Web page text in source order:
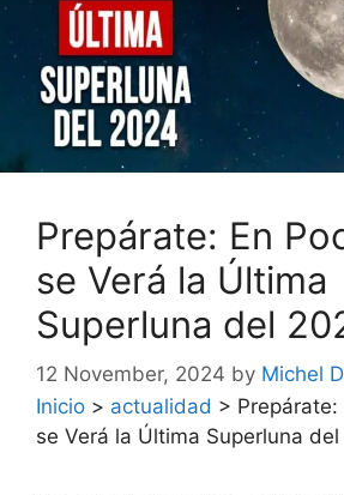
Prepárate: En
se Verá la Última
Superluna del
12 November, 2024 by Michel
Inicio > actualidad > Prepárate:
se Verá la Última Superluna